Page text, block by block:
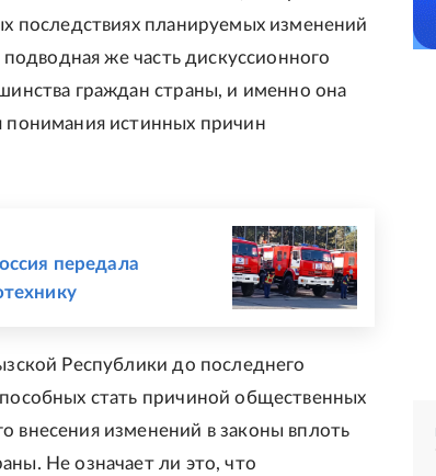
последствиях планируемых изменений
же часть дискуссионного
граждан страны, и именно она
понимания истинных причин
передала
Республики до последнего
стать причиной общественных
внесения изменений в законы вплоть
Не означает ли это, что